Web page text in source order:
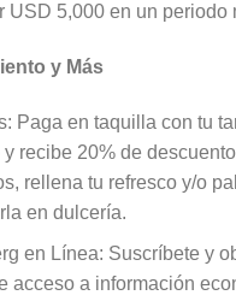
USD 5,000 en un periodo
y Más
Paga en taquilla con tu
recibe 20% de
rellena tu refresco y/o
en dulcería.
en Línea: Suscríbete y
acceso a información